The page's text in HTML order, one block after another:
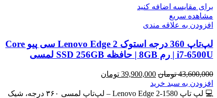
برای مقایسه اضافه کنید
مشاهده سریع
افزودن به علاقه مندی
لپ‌تاپ 360 درجه استوک Lenovo Edge 2 سی پیو Core
i7-6500U | رم 8GB | حافظه SSD 256GB لمسی
43,600,000 تومان قیمت
اصلی
43,600,000 تومان
39,900,000 تومان
39,900,000 تومان
افزودن به سبد خرید
💻 لپ تاپ Lenovo Edge 2-1580 – لپ‌تاپ لمسی ۳۶۰ درجه، شیک